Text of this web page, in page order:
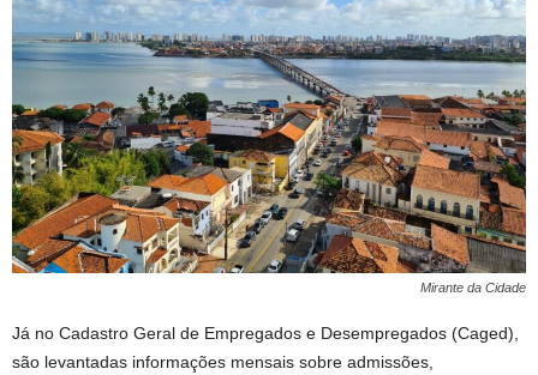
Mirante da Cidade
Já no Cadastro Geral de Empregados e Desempregados (Caged),
são levantadas informações mensais sobre admissões,